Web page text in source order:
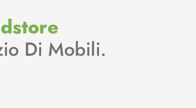
Di Mobili.